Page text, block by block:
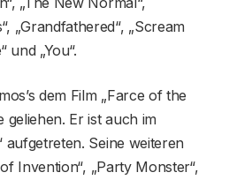
„Grandfathered“, „Scream
und „You“.
dem Film „Farce of the
geliehen. Er ist auch im
aufgetreten. Seine weiteren
Invention“, „Party Monster“,